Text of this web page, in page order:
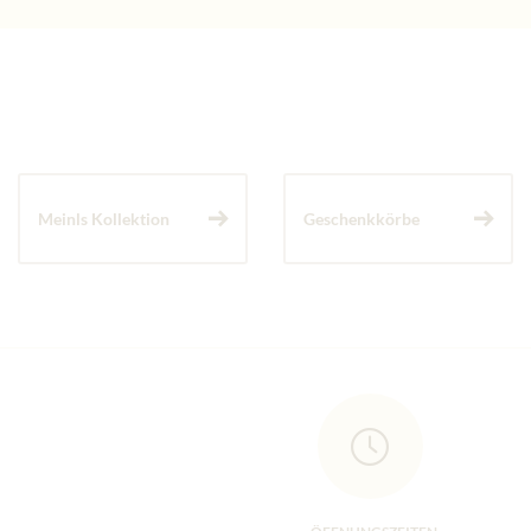
Meinls Kollektion Geschenkkörbe